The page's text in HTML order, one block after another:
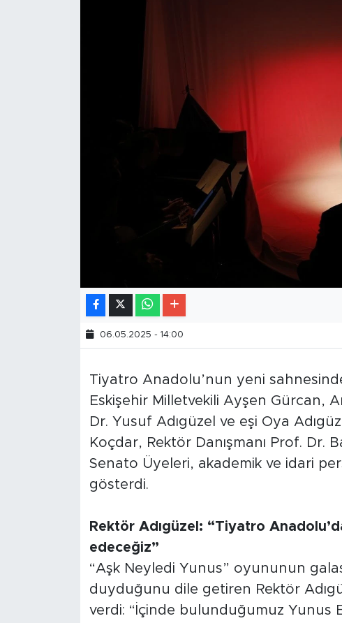
06.05.2025 - 14:00
Tiyatro Anadolu’nun yeni
Eskişehir Milletvekili Ayşen Gürcan,
Dr. Yusuf Adıgüzel ve eşi Oya
Koçdar, Rektör Danışmanı Prof. Dr.
Senato Üyeleri, akademik ve idari
gösterdi.
Rektör Adıgüzel: “Tiyatro
edeceğiz”
“Aşk Neyledi Yunus” oyununun
duyduğunu dile getiren Rektör
verdi: “İçinde bulunduğumuz Yunus